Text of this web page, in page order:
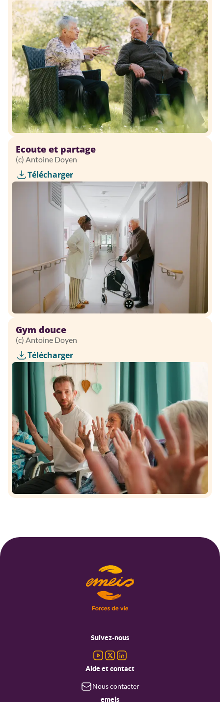
Ecoute et partage
(c) Antoine Doyen
Télécharger
Gym douce
(c) Antoine Doyen
Télécharger
Suivez-nous
Aide et contact
Nous contacter
emeis